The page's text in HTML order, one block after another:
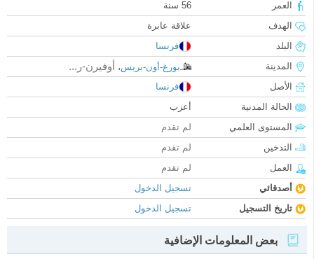
العمر
56 سنة
الهدف
علاقة عابرة
البلد
فرنسا
المدينة
بورغ-أون-بريس، أوفيرن-ر...
الأصل
فرنسا
الحالة المدنية
أعزب
المستوى العلمي
لم تقدم
التدخين
لم تقدم
العمل
لم تقدم
أصدقائي
تسجيل الدخول
تاريخ التسجيل
تسجيل الدخول
بعض المعلومات الإضافية